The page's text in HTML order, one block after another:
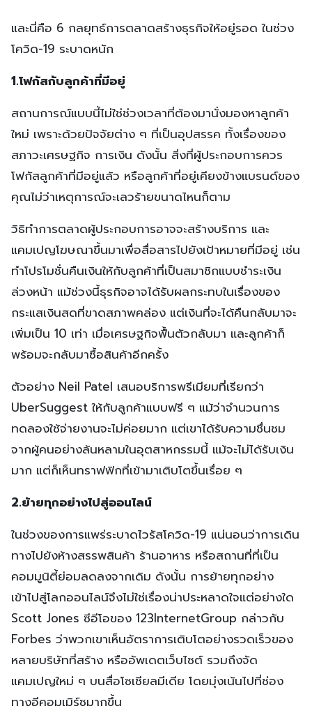
และนี่คือ 6 กลยุทธ์การตลาดสร้างธุรกิจให้อยู่รอด ในช่วง
โควิด-19 ระบาดหนัก
1.โฟกัสกับลูกค้าที่มีอยู่
สถานการณ์แบบนี้ไม่ใช่ช่วงเวลาที่ต้องมานั่งมองหาลูกค้า
ใหม่ เพราะด้วยปัจจัยต่าง ๆ ที่เป็นอุปสรรค ทั้งเรื่องของ
สภาวะเศรษฐกิจ การเงิน ดังนั้น สิ่งที่ผู้ประกอบการควร
โฟกัสลูกค้าที่มีอยู่แล้ว หรือลูกค้าที่อยู่เคียงข้างแบรนด์ของ
คุณไม่ว่าเหตุการณ์จะเลวร้ายขนาดไหนก็ตาม
วิธิทำการตลาดผู้ประกอบการอาจจะสร้างบริการ และ
แคมเปญโฆษณาขึ้นมาเพื่อสื่อสารไปยังเป้าหมายที่มีอยู่ เช่น
ทำโปรโมชั่นคืนเงินให้กับลูกค้าที่เป็นสมาชิกแบบชำระเงิน
ล่วงหน้า แม้ช่วงนี้ธุรกิจอาจได้รับผลกระทบในเรื่องของ
กระแสเงินสดที่ขาดสภาพคล่อง แต่เงินที่จะได้คืนกลับมาจะ
เพิ่มเป็น 10 เท่า เมื่อเศรษฐกิจฟื้นตัวกลับมา และลูกค้าก็
พร้อมจะกลับมาซื้อสินค้าอีกครั้ง
ตัวอย่าง Neil Patel เสนอบริการพรีเมียมที่เรียกว่า
UberSuggest ให้กับลูกค้าแบบฟรี ๆ แม้ว่าจำนวนการ
ทดลองใช้จ่ายงานจะไม่ค่อยมาก แต่เขาได้รับความชื่นชม
จากผู้คนอย่างล้นหลามในอุตสาหกรรมนี้ แม้จะไม่ได้รับเงิน
มาก แต่ก็เห็นทราฟฟิกที่เข้ามาเติบโตขึ้นเรื่อย ๆ
2.ย้ายทุกอย่างไปสู่ออนไลน์
ในช่วงของการแพร่ระบาดไวรัสโควิด-19 แน่นอนว่าการเดิน
ทางไปยังห้างสรรพสินค้า ร้านอาหาร หรือสถานที่ที่เป็น
คอมมูนิตี้ย่อมลดลงจากเดิม ดังนั้น การย้ายทุกอย่าง
เข้าไปสู่โลกออนไลน์จึงไม่ใช่เรื่องน่าประหลาดใจแต่อย่างใด
Scott Jones ซีอีโอของ 123InternetGroup กล่าวกับ
Forbes ว่าพวกเขาเห็นอัตราการเติบโตอย่างรวดเร็วของ
หลายบริษัทที่สร้าง หรืออัพเดตเว็บไซต์ รวมถึงจัด
แคมเปญใหม่ ๆ บนสื่อโซเชียลมีเดีย โดยมุ่งเน้นไปที่ช่อง
ทางอีคอมเมิร์ซมากขึ้น